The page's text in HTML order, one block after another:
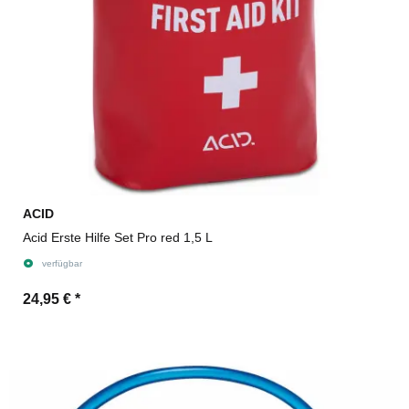
ACID
Acid Erste Hilfe Set Pro red 1,5 L
verfügbar
24,95 € *